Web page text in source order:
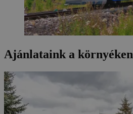
Ajánlataink a környéken